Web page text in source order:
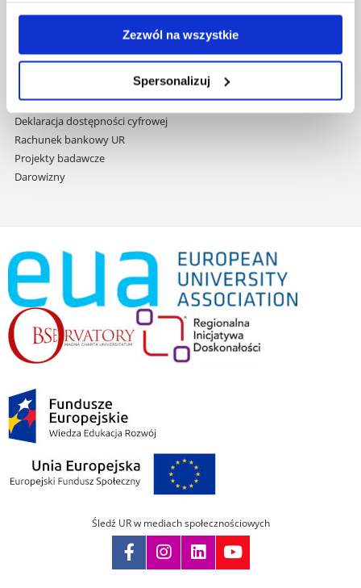
Zezwól na wszystkie
Spersonalizuj
Projekty współfinansowane przez UE
Wynajem sal
Dane kontaktowe
Deklaracja dostępności cyfrowej
Rachunek bankowy UR
Projekty badawcze
Darowizny
Śledź UR w mediach społecznościowych